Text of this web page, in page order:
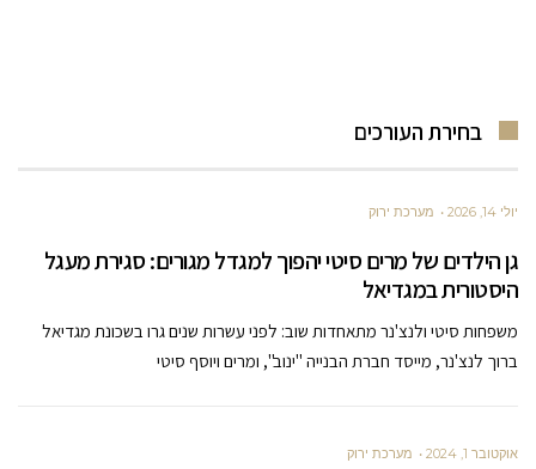
בחירת העורכים
יולי 14, 2026 מערכת ירוק
גן הילדים של מרים סיטי יהפוך למגדל מגורים: סגירת מעגל
היסטורית במגדיאל
משפחות סיטי ולנצ'נר מתאחדות שוב: לפני עשרות שנים גרו בשכונת מגדיאל
ברוך לנצ'נר, מייסד חברת הבנייה "ינוב", ומרים ויוסף סיטי
אוקטובר 1, 2024 מערכת ירוק